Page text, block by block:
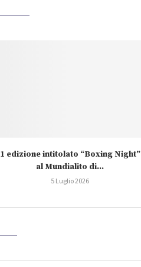
1 edizione intitolato “Boxing Night”
al Mundialito di...
5 Luglio 2026